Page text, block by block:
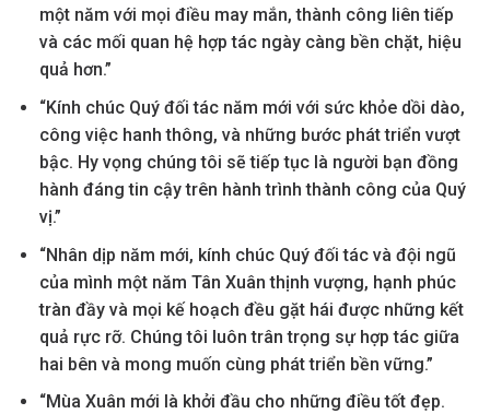
một năm với mọi điều may mắn, thành công liên tiếp
và các mối quan hệ hợp tác ngày càng bền chặt, hiệu
quả hơn.”
“Kính chúc Quý đối tác năm mới với sức khỏe dồi dào,
công việc hanh thông, và những bước phát triển vượt
bậc. Hy vọng chúng tôi sẽ tiếp tục là người bạn đồng
hành đáng tin cậy trên hành trình thành công của Quý
vị.”
“Nhân dịp năm mới, kính chúc Quý đối tác và đội ngũ
của mình một năm Tân Xuân thịnh vượng, hạnh phúc
tràn đầy và mọi kế hoạch đều gặt hái được những kết
quả rực rỡ. Chúng tôi luôn trân trọng sự hợp tác giữa
hai bên và mong muốn cùng phát triển bền vững.”
“Mùa Xuân mới là khởi đầu cho những điều tốt đẹp.